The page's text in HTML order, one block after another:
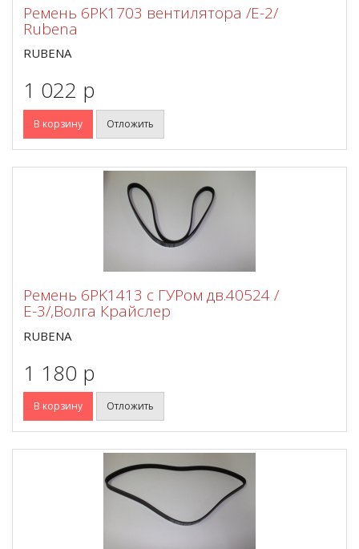
Ремень 6PK1703 вентилятора /Е-2/
Rubena
RUBENA
1 022 p
В корзину Отложить
Ремень 6PK1413 с ГУРом дв.40524 /
Е-3/,Волга Крайслер
RUBENA
1 180 p
В корзину Отложить